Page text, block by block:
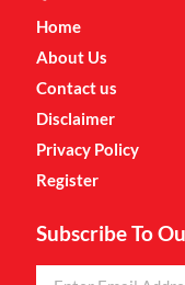
Home
About Us
Contact us
Disclaimer
Privacy Policy
Register
Subscribe To